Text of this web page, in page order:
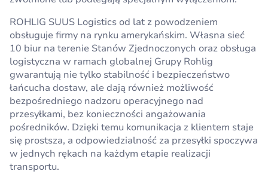
ROHLIG SUUS Logistics od lat z powodzeniem
obsługuje firmy na rynku amerykańskim. Własna sieć
10 biur na terenie Stanów Zjednoczonych oraz obsługa
logistyczna w ramach globalnej Grupy Rohlig
gwarantują nie tylko stabilność i bezpieczeństwo
łańcucha dostaw, ale dają również możliwość
bezpośredniego nadzoru operacyjnego nad
przesyłkami, bez konieczności angażowania
pośredników. Dzięki temu komunikacja z klientem staje
się prostsza, a odpowiedzialność za przesyłki spoczywa
w jednych rękach na każdym etapie realizacji
transportu.